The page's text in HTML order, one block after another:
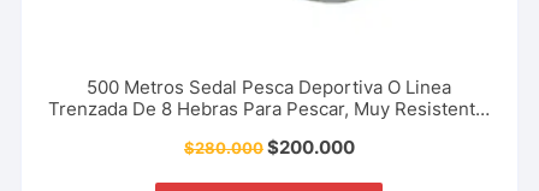
500 Metros Sedal Pesca Deportiva O Linea
Trenzada De 8 Hebras Para Pescar, Muy Resistente.
$280.000$200.000